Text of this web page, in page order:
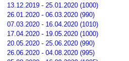
13.12.2019 - 25.01.2020 (1000)
26.01.2020 - 06.03.2020 (990)
07.03.2020 - 16.04.2020 (1010)
17.04.2020 - 19.05.2020 (1000)
20.05.2020 - 25.06.2020 (990)
26.06.2020 - 04.08.2020 (995)